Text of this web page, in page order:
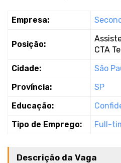
Empresa:
Posição:
CTA
Cidade:
São
Província:
SP
Educação:
Tipo de Emprego:
Full-
Descrição da Vaga